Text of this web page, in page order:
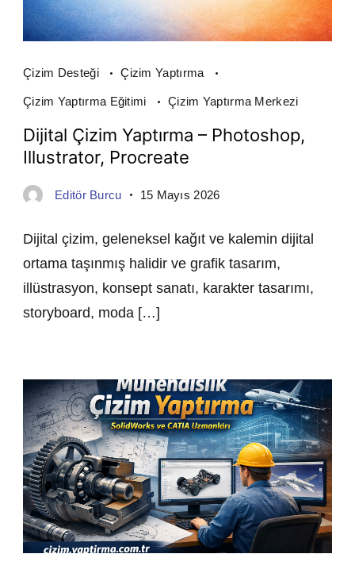
Çizim Desteği Çizim Yaptırma
Çizim Yaptırma Eğitimi Çizim Yaptırma Merkezi
Dijital Çizim Yaptırma – Photoshop,
Illustrator, Procreate
Editör Burcu 15 Mayıs 2026
Dijital çizim, geleneksel kağıt ve kalemin dijital
ortama taşınmış halidir ve grafik tasarım,
illüstrasyon, konsept sanatı, karakter tasarımı,
storyboard, moda […]